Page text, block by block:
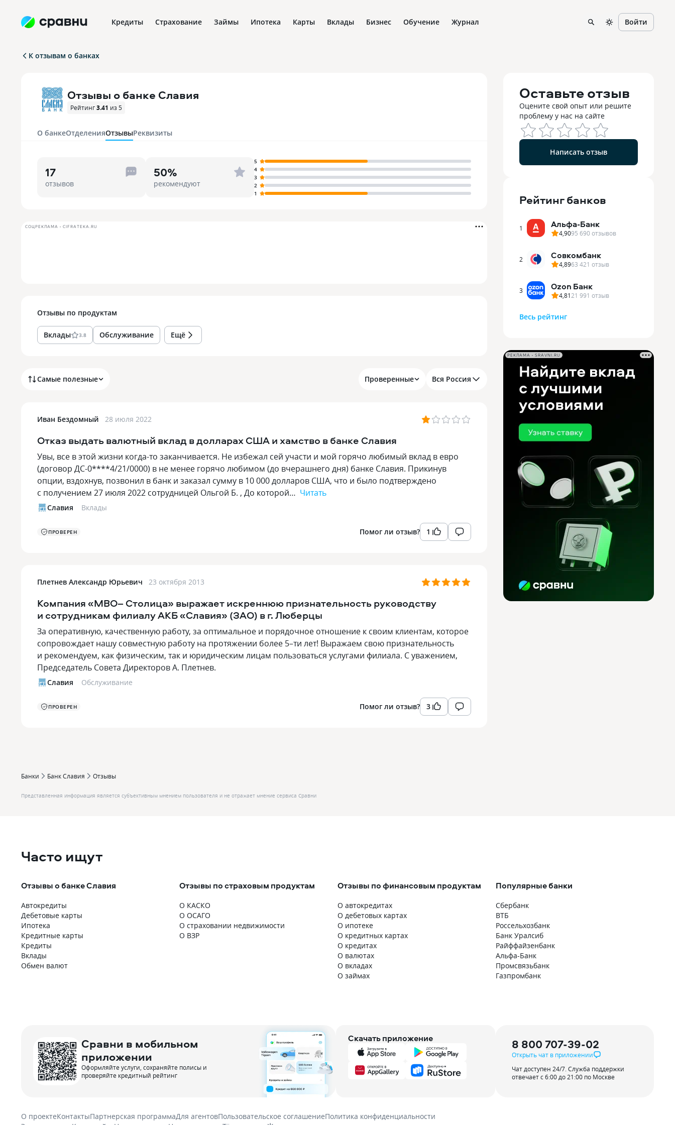
Кредиты Страхование Займы Ипотека Карты Вклады Бизнес Обучение Журнал Войти
К отзывам о банках
Отзывы о банке Славия
Рейтинг3.41 из 5
О банкеОтделенияОтзывыРеквизиты
17
отзывов
50%
рекомендуют
5
4
3
2
1
СОЦРЕКЛАМА • CIFRATEKA.RU
Отзывы по продуктам
Вклады 3.8 Обслуживание Ещё
Самые полезные Проверенные Вся Россия
Иван Бездомный 28 июля 2022
Отказ выдать валютный вклад в долларах США и хамство в банке Славия
Увы, все в этой жизни когда-то заканчивается. Не избежал сей участи и мой горячо любимый вклад в евро
(договор ДС-0****4/21/0000) в не менее горячо любимом (до вчерашнего дня) банке Славия. Прикинув
опции, вздохнув, позвонил в банк и заказал сумму в 10 000 долларов США, что и было подтверждено
с получением 27 июля 2022 сотрудницей Ольгой Б. , До которой… Читать
Славия Вклады
ПРОВЕРЕН Помог ли отзыв? 1
Плетнев Александр Юрьевич 23 октября 2013
Компания «МВО– Столица» выражает искреннюю признательность руководству
и сотрудникам филиалу АКБ «Славия» (ЗАО) в г. Люберцы
За оперативную, качественную работу, за оптимальное и порядочное отношение к своим клиентам, которое
сопровождает нашу совместную работу на протяжении более 5–ти лет! Выражаем свою признательность
и рекомендуем, как физическим, так и юридическим лицам пользоваться услугами филиала. С уважением,
Председатель Совета Директоров А. Плетнев.
Славия Обслуживание
ПРОВЕРЕН Помог ли отзыв? 3
Оставьте отзыв
Оцените свой опыт или решите
проблему у нас на сайте
Написать отзыв
Рейтингбанков
1 Альфа-Банк
4,9095 690отзывов
2 Совкомбанк
4,8963 421 отзыв
3 Ozon Банк
4,8121 991 отзыв
Весь рейтинг
РЕКЛАМА • SRAVNI.RU
Банки Банк Славия Отзывы
Представленная информация является субъективным мнением пользователя и не отражает мнение сервиса Сравни
Часто ищут
Отзывы о банке Славия
Автокредиты
Дебетовые карты
Ипотека
Кредитные карты
Кредиты
Вклады
Обмен валют
Отзывы по страховым продуктам
О КАСКО
О ОСАГО
О страховании недвижимости
О ВЗР
Отзывы по финансовым продуктам
О автокредитах
О дебетовых картах
О ипотеке
О кредитных картах
О кредитах
О валютах
О вкладах
О займах
Популярные банки
Сбербанк
ВТБ
Россельхозбанк
Банк Уралсиб
Райффайзенбанк
Альфа-Банк
Промсвязьбанк
Газпромбанк
Сравни в мобильном
приложении
Оформляйте услуги, сохраняйте полисы и
проверяйте кредитный рейтинг
Скачать приложение 8 800 707-39-02
Открыть чат в приложении
Чат доступен 24/7. Служба поддержки
отвечает с 6:00 до 21:00 по Москве
О проектеКонтактыПартнерская программаДля агентовПользовательское соглашениеПолитика конфиденциальности